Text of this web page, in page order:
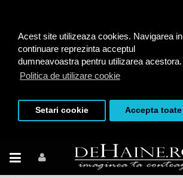
Acest site utilizeaza cookies. Navigarea in
continuare reprezinta acceptul
dumneavoastra pentru utilizarea acestora.
Politica de utilizare cookie
Setari cookie Accepta toate